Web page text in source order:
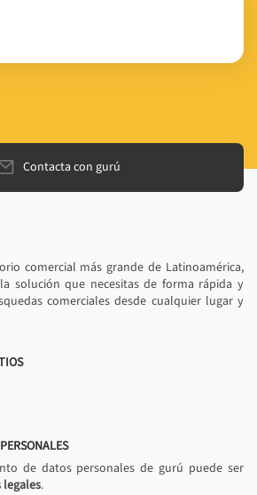
Contacta con gurú
comercial más grande de Latinoamérica,
solución que necesitas de forma rápida y
comerciales desde cualquier lugar y
de datos personales de gurú puede ser
.